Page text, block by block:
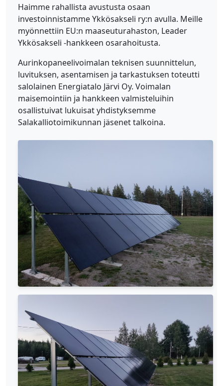
Haimme rahallista avustusta osaan
investoinnistamme Ykkösakseli ry:n avulla. Meille
myönnettiin EU:n maaseuturahaston, Leader
Ykkösakseli -hankkeen osarahoitusta.
Aurinkopaneelivoimalan teknisen suunnittelun,
luvituksen, asentamisen ja tarkastuksen toteutti
salolainen Energiatalo Järvi Oy. Voimalan
maisemointiin ja hankkeen valmisteluihin
osallistuivat lukuisat yhdistyksemme
Salakalliotoimikunnan jäsenet talkoina.